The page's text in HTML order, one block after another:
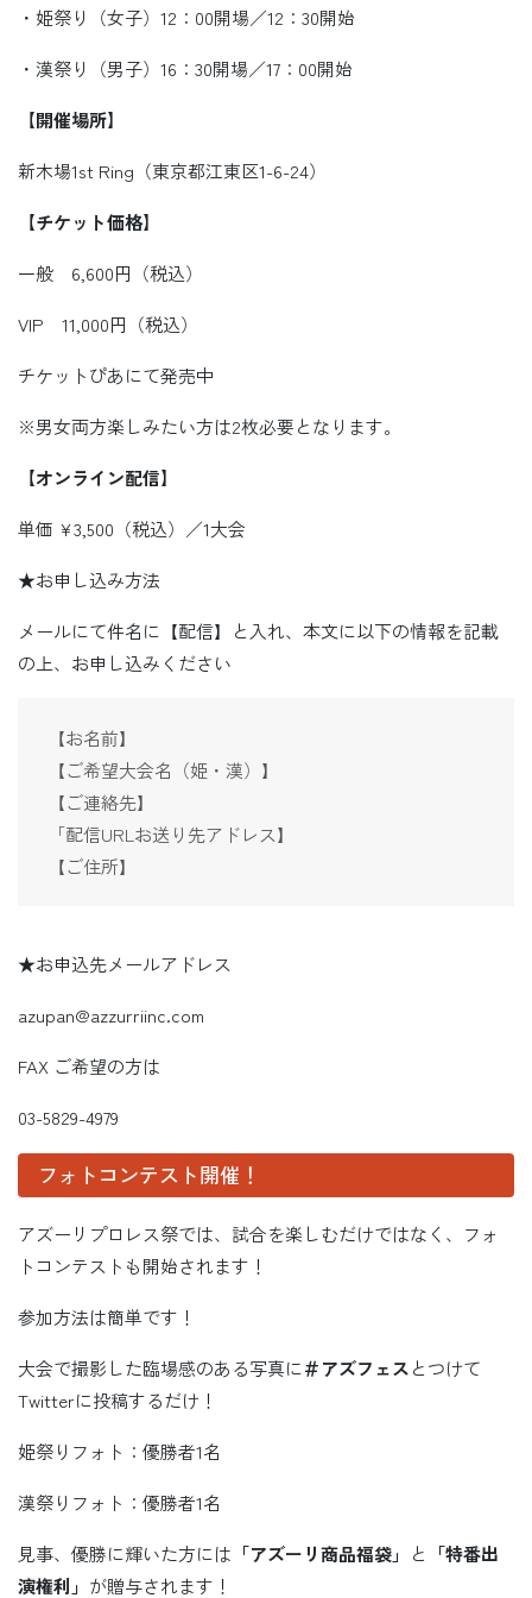
・姫祭り（女子）12：00開場／12：30開始
・漢祭り（男子）16：30開場／17：00開始
【開催場所】
新木場1st Ring（東京都江東区1-6-24）
【チケット価格】
一般 6,600円（税込）
VIP 11,000円（税込）
チケットぴあにて発売中
※男女両方楽しみたい方は2枚必要となります。
【オンライン配信】
単価 ¥3,500（税込）／1大会
★お申し込み方法
メールにて件名に【配信】と入れ、本文に以下の情報を記載
の上、お申し込みください
【お名前】
【ご希望大会名（姫・漢）】
【ご連絡先】
「配信URLお送り先アドレス】
【ご住所】
★お申込先メールアドレス
azupan@azzurriinc.com
FAX ご希望の方は
03-5829-4979
フォトコンテスト開催！
アズーリプロレス祭では、試合を楽しむだけではなく、フォ
トコンテストも開始されます！
参加方法は簡単です！
大会で撮影した臨場感のある写真に＃アズフェスとつけて
Twitterに投稿するだけ！
姫祭りフォト：優勝者1名
漢祭りフォト：優勝者1名
見事、優勝に輝いた方には 「アズーリ商品福袋」 と
「特番出
演権利」 が贈与されます！